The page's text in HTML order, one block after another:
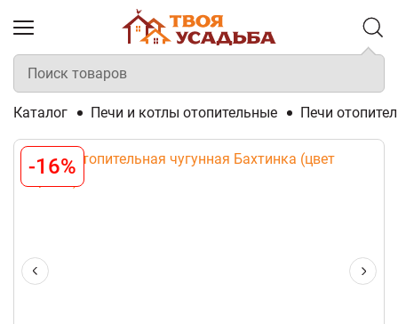
Каталог Печи и котлы отопительные Печи
-16%